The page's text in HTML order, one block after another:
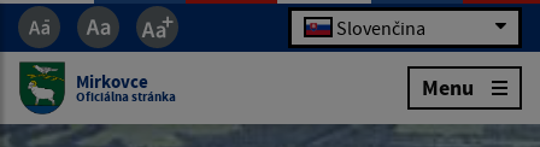
Slovenčina
Mirkovce
Oficiálna stránka Menu